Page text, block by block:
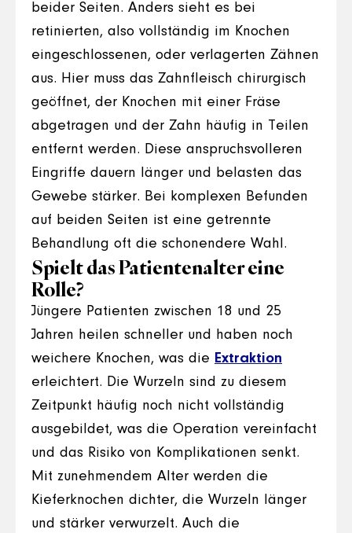
beider Seiten. Anders sieht es bei
retinierten, also vollständig im Knochen
eingeschlossenen, oder verlagerten Zähnen
aus. Hier muss das Zahnfleisch chirurgisch
geöffnet, der Knochen mit einer Fräse
abgetragen und der Zahn häufig in Teilen
entfernt werden. Diese anspruchsvolleren
Eingriffe dauern länger und belasten das
Gewebe stärker. Bei komplexen Befunden
auf beiden Seiten ist eine getrennte
Behandlung oft die schonendere Wahl.
Spielt das Patientenalter eine
Rolle?
Jüngere Patienten zwischen 18 und 25
Jahren heilen schneller und haben noch
weichere Knochen, was die Extraktion
erleichtert. Die Wurzeln sind zu diesem
Zeitpunkt häufig noch nicht vollständig
ausgebildet, was die Operation vereinfacht
und das Risiko von Komplikationen senkt.
Mit zunehmendem Alter werden die
Kieferknochen dichter, die Wurzeln länger
und stärker verwurzelt. Auch die